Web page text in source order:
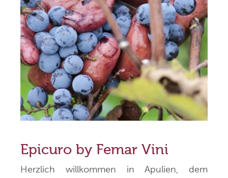
Epicuro by Femar Vini
Herzlich willkommen in Apulien, dem